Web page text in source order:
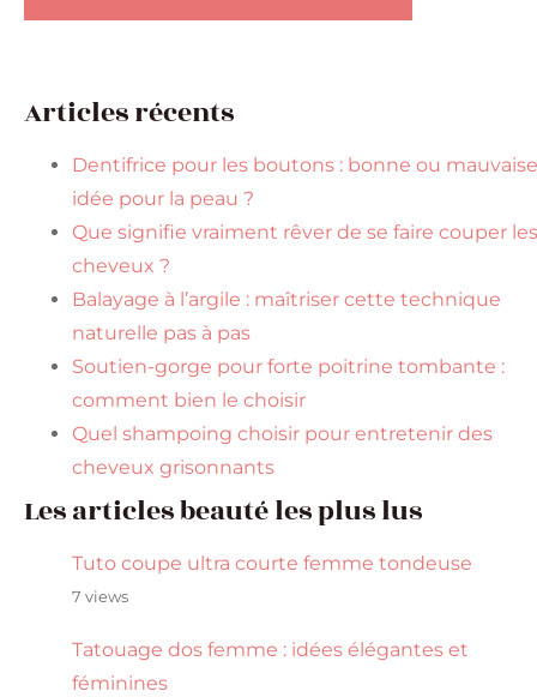
Articles récents
Dentifrice pour les boutons : bonne ou mauvaise
idée pour la peau ?
Que signifie vraiment rêver de se faire couper les
cheveux ?
Balayage à l’argile : maîtriser cette technique
naturelle pas à pas
Soutien-gorge pour forte poitrine tombante :
comment bien le choisir
Quel shampoing choisir pour entretenir des
cheveux grisonnants
Les articles beauté les plus lus
Tuto coupe ultra courte femme tondeuse
7 views
Tatouage dos femme : idées élégantes et
féminines